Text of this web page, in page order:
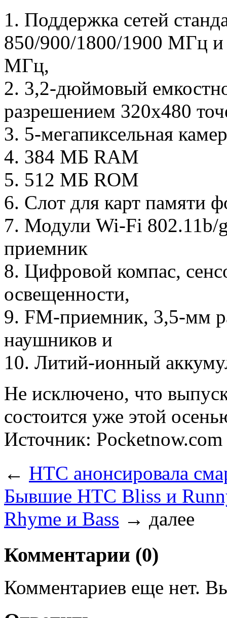
1. Поддержка сетей
850/900/1800/1900 МГц
МГц,
2. 3,2-дюймовый
разрешением 320х480
3. 5-мегапиксельная
4. 384 МБ RAM
5. 512 МБ ROM
6. Слот для карт памяти
7. Модули Wi-Fi 802.11b/
приемник
8. Цифровой компас,
освещенности,
9. FM-приемник, 3,5-мм
наушников и
10. Литий-ионный
Не исключено, что
состоится уже этой
Источник: Pocketnow.com
← HTC анонсировала
Бывшие HTC Bliss и
Rhyme и Bass → далее
Комментарии (0)
Комментариев еще нет.